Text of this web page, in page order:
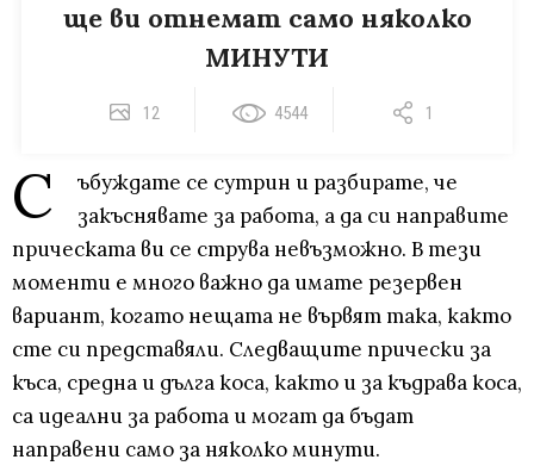
ще ви отнемат само няколко
МИНУТИ
12 4544 1
С
ъбуждате се сутрин и разбирате, че
закъснявате за работа, а да си направите
прическата ви се струва невъзможно. В тези
моменти е много важно да имате резервен
вариант, когато нещата не вървят така, както
сте си представяли. Следващите прически за
къса, средна и дълга коса, както и за къдрава коса,
са идеални за работа и могат да бъдат
направени само за няколко минути.